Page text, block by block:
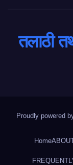
तलाठी
Proudly powered
Home